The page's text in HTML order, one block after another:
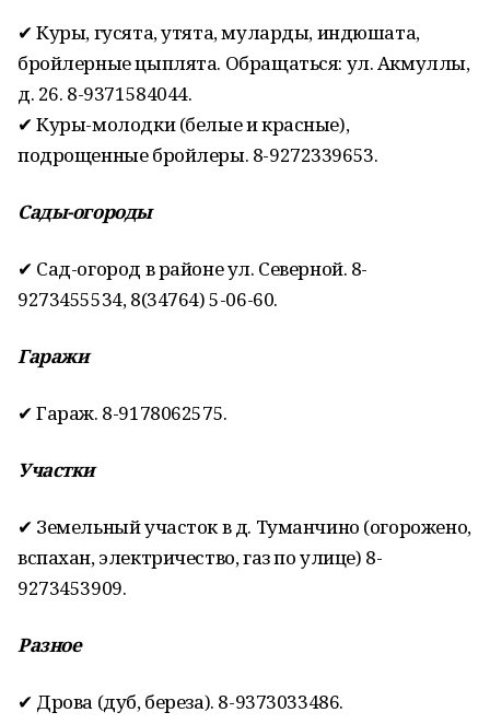
✔ Куры, гусята, утята, муларды, индюшата,
бройлерные цыплята. Обращаться: ул. Акмуллы,
д. 26. 8-9371584044.
✔ Куры-молодки (белые и красные),
подрощенные бройлеры. 8-9272339653.
Сады-огороды
✔ Сад-огород в районе ул. Северной. 8-
9273455534, 8(34764) 5-06-60.
Гаражи
✔ Гараж. 8-9178062575.
Участки
✔ Земельный участок в д. Туманчино (огорожено,
вспахан, электричество, газ по улице) 8-
9273453909.
Разное
✔ Дрова (дуб, береза). 8-9373033486.